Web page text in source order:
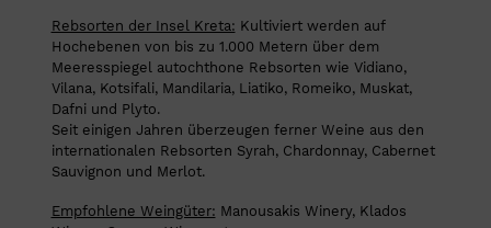
Rebsorten der Insel Kreta: Kultiviert werden auf
Hochebenen von bis zu 1.000 Metern über dem
Meeresspiegel autochthone Rebsorten wie Vidiano,
Vilana, Kotsifali, Mandilaria, Liatiko, Romeiko, Muskat,
Dafni und Plyto.
Seit einigen Jahren überzeugen ferner Weine aus den
internationalen Rebsorten Syrah, Chardonnay, Cabernet
Sauvignon und Merlot.
Empfohlene Weingüter: Manousakis Winery, Klados